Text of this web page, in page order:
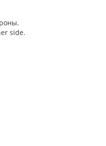
side.